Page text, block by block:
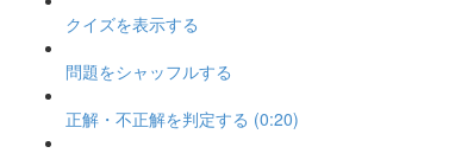
クイズを表示する
問題をシャッフルする
正解・不正解を判定する (0:20)